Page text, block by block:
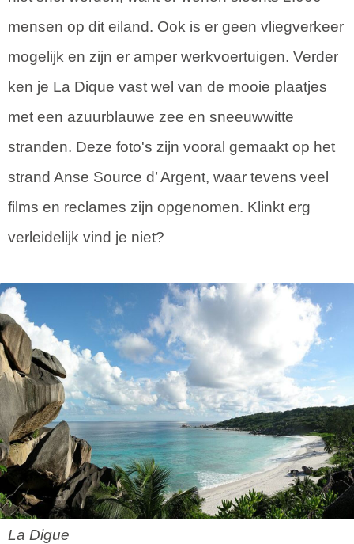
mensen op dit eiland. Ook is er geen vliegverkeer
mogelijk en zijn er amper werkvoertuigen. Verder
ken je La Dique vast wel van de mooie plaatjes
met een azuurblauwe zee en sneeuwwitte
stranden. Deze foto's zijn vooral gemaakt op het
strand Anse Source d’ Argent, waar tevens veel
films en reclames zijn opgenomen. Klinkt erg
verleidelijk vind je niet?
La Digue